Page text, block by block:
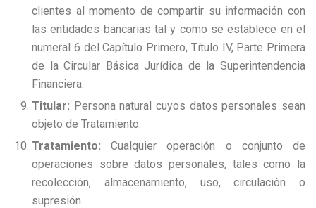
clientes al momento de compartir su información con
las entidades bancarias tal y como se establece en el
numeral 6 del Capítulo Primero, Título IV, Parte Primera
de la Circular Básica Jurídica de la Superintendencia
Financiera.
Titular: Persona natural cuyos datos personales sean
objeto de Tratamiento.
Tratamiento: Cualquier operación o conjunto de
operaciones sobre datos personales, tales como la
recolección, almacenamiento, uso, circulación o
supresión.